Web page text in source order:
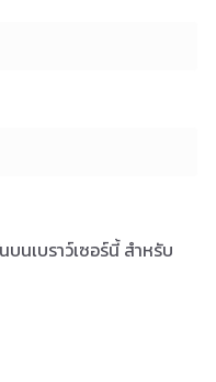
นเบราว์เซอร์นี้ สำหรับ